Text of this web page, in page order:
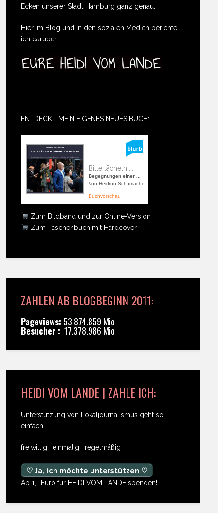
Ecken unserer Stadt Hamburg ganz genau.
Hier im Blog und in den sozialen Medien berichte
ich darüber.
ENTDECKT MEIN EIGENES NEUES BUCH:
Bitte lächeln ...
Begegnungen einer ...
Von Heidrun Schumacher
Buchvorschau
Zum Bildband und zur Online-Version
Zum Taschenbuch mit Hardcover
ZAHLEN AB BLOGBEGINN 2011:
Pageviews: 53.874.859 Mio
Besucher : 17.378.986 Mio
HEIDI VOM LANDE | ZAHLE ICH:
Unterstützung von Lokaljournalismus geht so
einfach:
freiwillig | einmalig | regelmäßig
♡ Ja, ich möchte unterstützen ♡
Ab 1,- Euro für HEIDI VOM LANDE spenden!